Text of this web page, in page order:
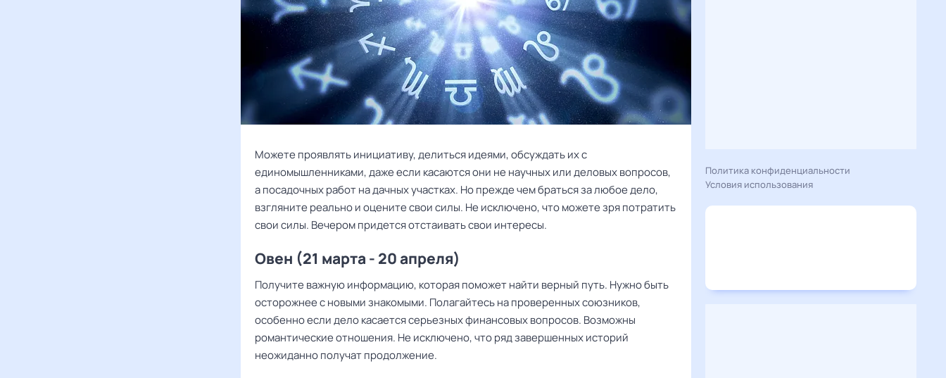
Можете проявлять инициативу, делиться идеями, обсуждать их с
единомышленниками, даже если касаются они не научных или деловых вопросов,
а посадочных работ на дачных участках. Но прежде чем браться за любое дело,
взгляните реально и оцените свои силы. Не исключено, что можете зря потратить
свои силы. Вечером придется отстаивать свои интересы.
Овен (21 марта - 20 апреля)
Получите важную информацию, которая поможет найти верный путь. Нужно быть
осторожнее с новыми знакомыми. Полагайтесь на проверенных союзников,
особенно если дело касается серьезных финансовых вопросов. Возможны
романтические отношения. Не исключено, что ряд завершенных историй
неожиданно получат продолжение.
Политика конфиденциальности
Условия использования